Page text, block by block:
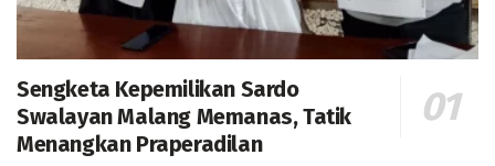
Sengketa Kepemilikan Sardo
Swalayan Malang Memanas, Tatik
Menangkan Praperadilan